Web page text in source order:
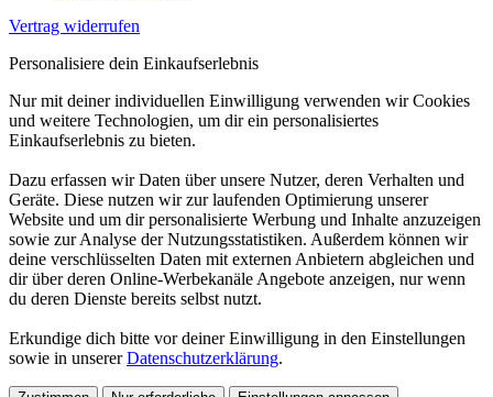
Vertrag widerrufen
Personalisiere dein Einkaufserlebnis
Nur mit deiner individuellen Einwilligung verwenden wir Cookies
und weitere Technologien, um dir ein personalisiertes
Einkaufserlebnis zu bieten.
Dazu erfassen wir Daten über unsere Nutzer, deren Verhalten und
Geräte. Diese nutzen wir zur laufenden Optimierung unserer
Website und um dir personalisierte Werbung und Inhalte anzuzeigen
sowie zur Analyse der Nutzungsstatistiken. Außerdem können wir
deine verschlüsselten Daten mit externen Anbietern abgleichen und
dir über deren Online-Werbekanäle Angebote anzeigen, nur wenn
du deren Dienste bereits selbst nutzt.
Erkundige dich bitte vor deiner Einwilligung in den Einstellungen
sowie in unsererDatenschutzerklärung.